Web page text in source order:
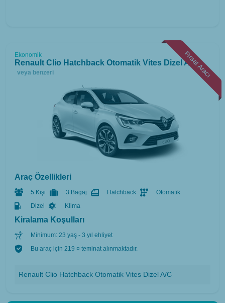
Fırsat Aracı
Ekonomik
Renault Clio Hatchback Otomatik Vites Dizel A/C
veya benzeri
Araç Özellikleri
5 Kişi 3 Bagaj Hatchback
Otomatik
Dizel
Klima
Kiralama Koşulları
Minimum: 23 yaş - 3 yıl ehliyet
Bu araç için 219 ¤ teminat alınmaktadır.
Renault Clio Hatchback Otomatik Vites Dizel A/C